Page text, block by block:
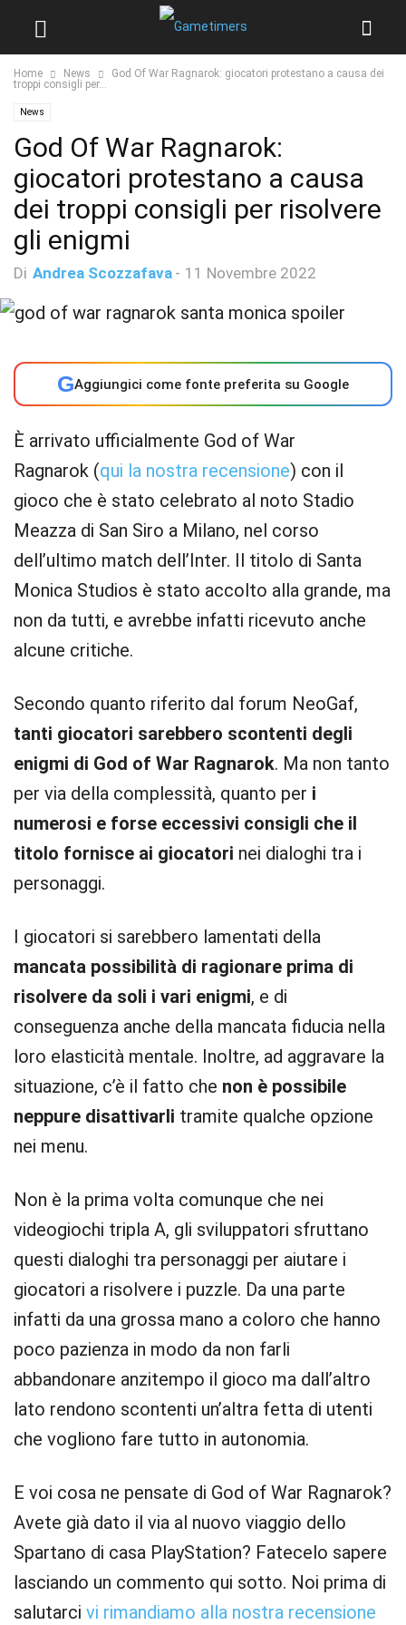
Home News
God Of War Ragnarok: giocatori protestano a causa dei
troppi consigli per...
News
God Of War Ragnarok:
giocatori protestano a causa
dei troppi consigli per risolvere
gli enigmi
Di Andrea Scozzafava - 11 Novembre 2022
GAggiungici come fonte preferita su Google
È arrivato ufficialmente God of War
Ragnarok (qui la nostra recensione) con il
gioco che è stato celebrato al noto Stadio
Meazza di San Siro a Milano, nel corso
dell’ultimo match dell’Inter. Il titolo di Santa
Monica Studios è stato accolto alla grande, ma
non da tutti, e avrebbe infatti ricevuto anche
alcune critiche.
Secondo quanto riferito dal forum NeoGaf,
tanti giocatori sarebbero scontenti degli
enigmi di God of War Ragnarok. Ma non tanto
per via della complessità, quanto per i
numerosi e forse eccessivi consigli che il
titolo fornisce ai giocatori nei dialoghi tra i
personaggi.
I giocatori si sarebbero lamentati della
mancata possibilità di ragionare prima di
risolvere da soli i vari enigmi, e di
conseguenza anche della mancata fiducia nella
loro elasticità mentale. Inoltre, ad aggravare la
situazione, c’è il fatto che non è possibile
neppure disattivarli tramite qualche opzione
nei menu.
Non è la prima volta comunque che nei
videogiochi tripla A, gli sviluppatori sfruttano
questi dialoghi tra personaggi per aiutare i
giocatori a risolvere i puzzle. Da una parte
infatti da una grossa mano a coloro che hanno
poco pazienza in modo da non farli
abbandonare anzitempo il gioco ma dall’altro
lato rendono scontenti un’altra fetta di utenti
che vogliono fare tutto in autonomia.
E voi cosa ne pensate di God of War Ragnarok?
Avete già dato il via al nuovo viaggio dello
Spartano di casa PlayStation? Fatecelo sapere
lasciando un commento qui sotto. Noi prima di
salutarci vi rimandiamo alla nostra recensione